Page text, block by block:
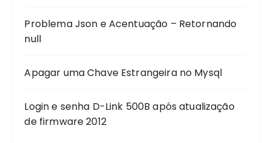
Problema Json e Acentuação – Retornando
null
Apagar uma Chave Estrangeira no Mysql
Login e senha D-Link 500B após atualização
de firmware 2012